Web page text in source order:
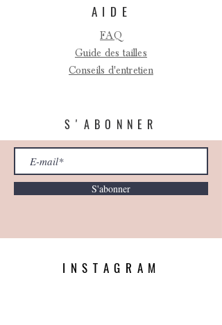
AIDE
FAQ
Guide des tailles
Conseils d'entretien
S'ABONNER
S'abonner
INSTAGRAM